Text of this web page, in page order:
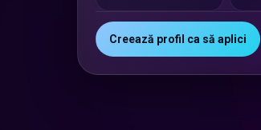
Creează profil ca să aplici